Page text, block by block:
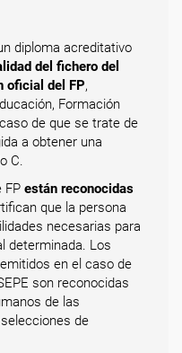
diploma acreditativo
del fichero del
oficial del FP,
Formación
de que se trate de
a obtener una
C.
FP están reconocidas
que la persona
necesarias para
determinada. Los
en el caso de
son reconocidas
de las
de